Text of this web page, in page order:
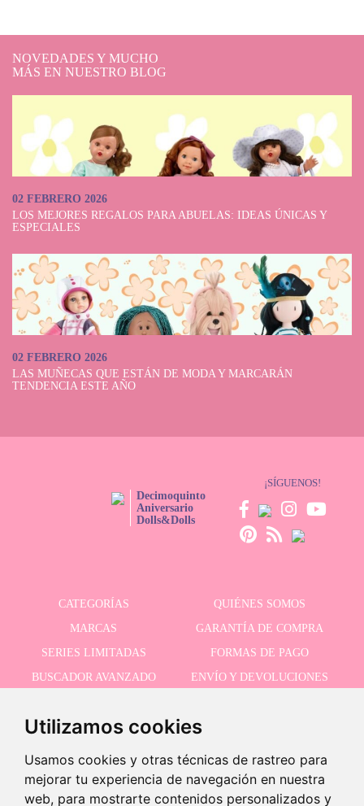
Utilizamos cookies
Usamos cookies y otras técnicas de rastreo para
mejorar tu experiencia de navegación en nuestra
web, para mostrarte contenidos personalizados y
NOVEDADES Y MUCHO
MÁS EN NUESTRO BLOG
02 FEBRERO 2026
LOS MEJORES REGALOS PARA ABUELAS: IDEAS ÚNICAS Y
ESPECIALES
02 FEBRERO 2026
LAS MUÑECAS QUE ESTÁN DE MODA Y MARCARÁN
TENDENCIA ESTE AÑO
Decimoquinto
Aniversario
Dolls&Dolls
¡SÍGUENOS!
CATEGORÍAS
QUIÉNES SOMOS
MARCAS
GARANTÍA DE COMPRA
SERIES LIMITADAS
FORMAS DE PAGO
BUSCADOR AVANZADO
ENVÍO Y DEVOLUCIONES
RECIBE NUESTRAS ÚLTIMAS NOVEDADES